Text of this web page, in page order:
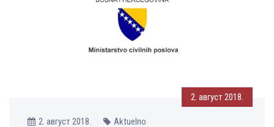
2. август 2018.
2. август 2018. Aktuelno